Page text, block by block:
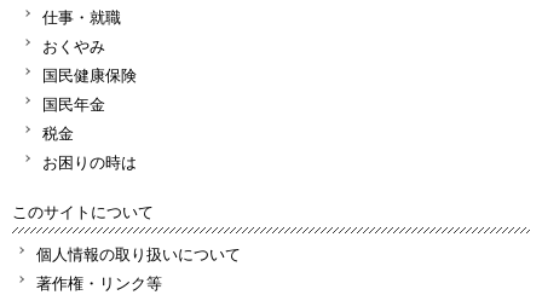
仕事・就職
おくやみ
国民健康保険
国民年金
税金
お困りの時は
このサイトについて
個人情報の取り扱いについて
著作権・リンク等